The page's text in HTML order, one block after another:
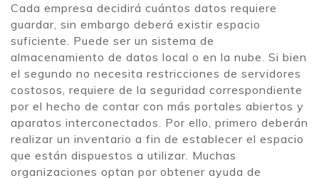
Cada empresa decidirá cuántos datos requiere
guardar, sin embargo deberá existir espacio
suficiente. Puede ser un sistema de
almacenamiento de datos local o en la nube. Si bien
el segundo no necesita restricciones de servidores
costosos, requiere de la seguridad correspondiente
por el hecho de contar con más portales abiertos y
aparatos interconectados. Por ello, primero deberán
realizar un inventario a fin de establecer el espacio
que están dispuestos a utilizar. Muchas
organizaciones optan por obtener ayuda de